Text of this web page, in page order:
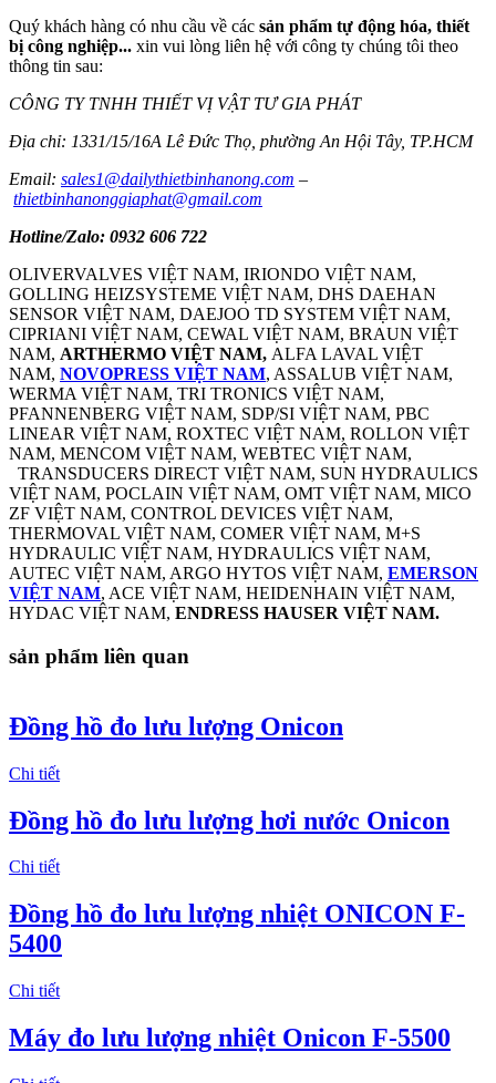
Quý khách hàng có nhu cầu về các sản phẩm tự động hóa, thiết
bị công nghiệp... xin vui lòng liên hệ với công ty chúng tôi theo
thông tin sau:
CÔNG TY TNHH THIẾT VỊ VẬT TƯ GIA PHÁT
Địa chỉ: 1331/15/16A Lê Đức Thọ, phường An Hội Tây, TP.HCM
Email: sales1@dailythietbinhanong.com –
thietbinhanonggiaphat@gmail.com
Hotline/Zalo: 0932 606 722
OLIVERVALVES VIỆT NAM, IRIONDO VIỆT NAM,
GOLLING HEIZSYSTEME VIỆT NAM, DHS DAEHAN
SENSOR VIỆT NAM, DAEJOO TD SYSTEM VIỆT NAM,
CIPRIANI VIỆT NAM, CEWAL VIỆT NAM, BRAUN VIỆT
NAM, ARTHERMO VIỆT NAM, ALFA LAVAL VIỆT
NAM, NOVOPRESS VIỆT NAM, ASSALUB VIỆT NAM,
WERMA VIỆT NAM, TRI TRONICS VIỆT NAM,
PFANNENBERG VIỆT NAM, SDP/SI VIỆT NAM, PBC
LINEAR VIỆT NAM, ROXTEC VIỆT NAM, ROLLON VIỆT
NAM, MENCOM VIỆT NAM, WEBTEC VIỆT NAM,
TRANSDUCERS DIRECT VIỆT NAM, SUN HYDRAULICS
VIỆT NAM, POCLAIN VIỆT NAM, OMT VIỆT NAM, MICO
ZF VIỆT NAM, CONTROL DEVICES VIỆT NAM,
THERMOVAL VIỆT NAM, COMER VIỆT NAM, M+S
HYDRAULIC VIỆT NAM, HYDRAULICS VIỆT NAM,
AUTEC VIỆT NAM, ARGO HYTOS VIỆT NAM, EMERSON
VIỆT NAM, ACE VIỆT NAM, HEIDENHAIN VIỆT NAM,
HYDAC VIỆT NAM, ENDRESS HAUSER VIỆT NAM.
sản phẩm liên quan
Đồng hồ đo lưu lượng Onicon
Chi tiết
Đồng hồ đo lưu lượng hơi nước Onicon
Chi tiết
Đồng hồ đo lưu lượng nhiệt ONICON F-
5400
Chi tiết
Máy đo lưu lượng nhiệt Onicon F-5500